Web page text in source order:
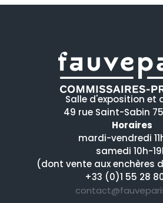
Salle d'exposition et
49 rue Saint-Sabin
Horaires
mardi-vendredi
samedi 10h-
(dont vente aux enchères
+33 (0)1 55 28